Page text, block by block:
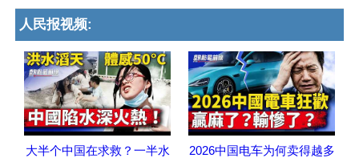
人民报视频:
大半个中国在求救？一半水
2026中国电车为何卖得越多